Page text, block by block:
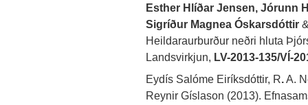
Esther Hlíðar Jensen, Jórunn
Sigríður Magnea Óskarsdóttir
Heildaraurburður neðri hluta
Landsvirkjun, LV-2013-135/VÍ-
Eydís Salóme Eiríksdóttir, R.A.
Reynir Gíslason (2013).